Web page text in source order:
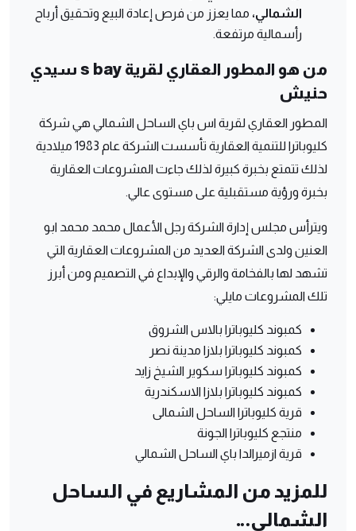
الشمالي، مما يعزز من فرص إعادة البيع وتحقيق أرباح
رأسمالية مرتفعة.
من هو المطور العقاري لقرية s bay سيدي
حنيش
المطور العقاري لقرية اس باي الساحل الشمالي هي شركة
كليوباترا للتنمية العقارية تأسست الشركة عام 1983 ميلادية
لذلك تتمتع بخبرة كبيرة لذلك جاءت المشروعات العقارية
بخبرة ورؤية مستقبلية على مستوى عالي.
ويترأس مجلس إدارة الشركة رجل الأعمال محمد محمد ابو
العنين ولدى الشركة العديد من المشروعات العقارية التي
تشهد لها بالفخامة والرقي والإبداع في التصميم ومن أبرز
تلك المشروعات مايلي:
كمبوند كليوباترا بالاس الشروق
كمبوند كليوباترا بلازا مدينة نصر
كمبوند كليوباترا سكوير الشيخ زايد
كمبوند كليوباترا بلازا الاسكندرية
قرية كليوباترا الساحل الشمالى
منتجع كليوباترا الجونة
قرية ازميرالدا باي الساحل الشمالي
للمزيد من المشاريع في الساحل
الشمالي…